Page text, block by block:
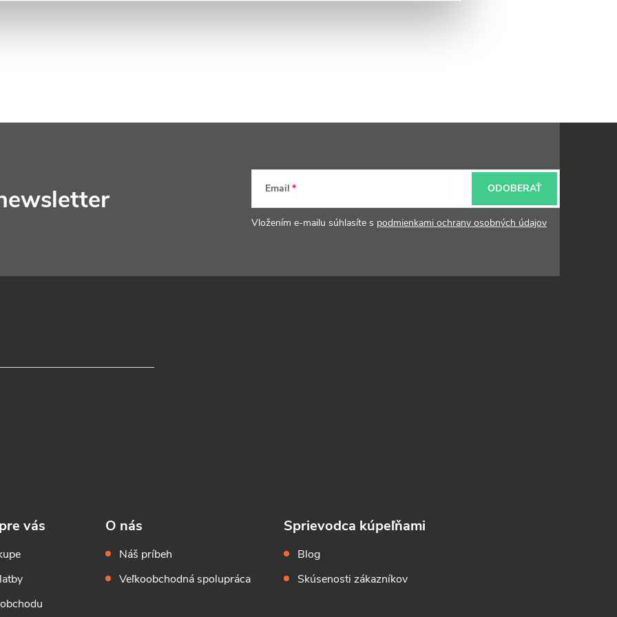
Email
Vložením e-mailu súhlasíte s podmienkami ochrany osobných údajov
ODOBERAŤ
vás O nás
Náš príbeh
Veľkoobchodná spolupráca
Sprievodca kúpeľňami
Blog
Skúsenosti zákazníkov